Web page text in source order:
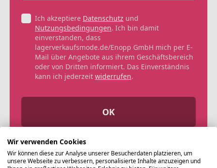
Ich akzeptiere Datenschutz und
Nutzungsbedingungen. Ich bin damit
einverstanden, dass
lagerverkaufsmode.de/Enopp GmbH mich per E-
Mail über Angebote aus ihrem Geschäftsbereich
oder von Dritten informiert. Das Einverständnis
kann ich jederzeit widerrufen.
OK
Wir verwenden Cookies
Wir können diese zur Analyse unserer Besucherdaten platzieren, um
unsere Webseite zu verbessern, personalisierte Inhalte anzuzeigen und